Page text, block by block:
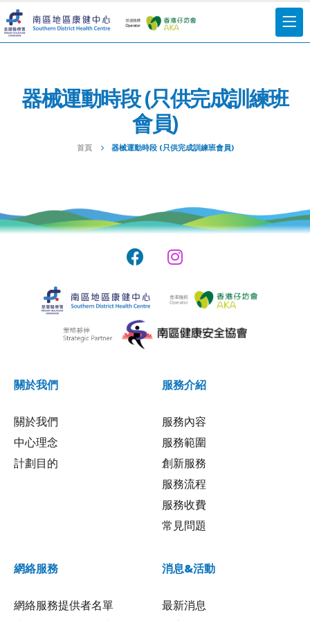
器械運動時段 (只供完成訓練班
會員)
首頁 器械運動時段 (只供完成訓練班會員)
關於我們
關於我們
中心理念
計劃目的
服務介紹
服務內容
服務範圍
創新服務
服務流程
服務收費
常見問題
網絡服務
網絡服務提供者名單
消息&活動
最新消息